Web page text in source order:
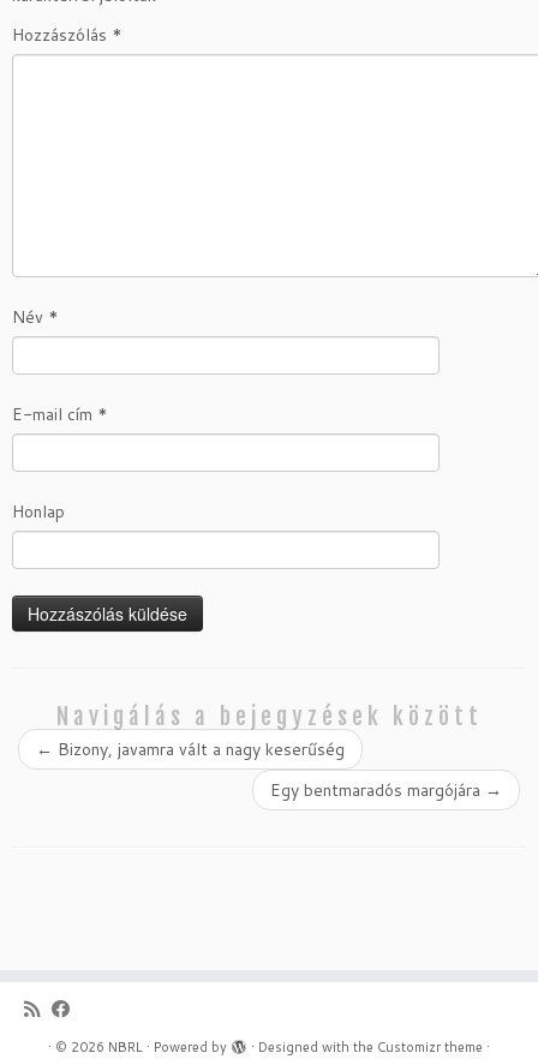
Hozzászólás *
Név *
E-mail cím *
Honlap
Navigálás a bejegyzések között
← Bizony, javamra vált a nagy keserűség
Egy bentmaradós margójára →
· © 2026 NBRL · Powered by · Designed with the Customizr theme ·